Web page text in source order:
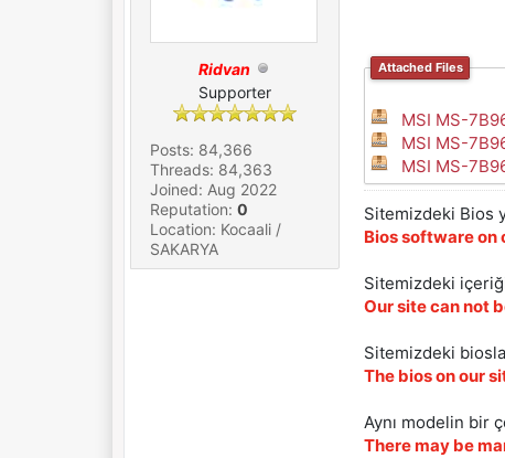
Ridvan
Supporter
Posts: 84,366
Threads: 84,363
Joined: Aug 2022
Reputation:0
Location: Kocaali /
SAKARYA
Attached Files
MSI MS-
MSI MS-
MSI MS-
Sitemizdeki Bios
Bios software on
Sitemizdeki
Our site can not
Sitemizdeki
The bios on our
Aynı modelin bir
There may be